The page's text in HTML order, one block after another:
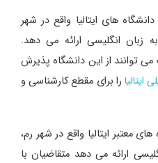
های ایتالیا واقع در شهر
زبان انگلیسی ارائه می دهد.
توانند از این دانشگاه پذیرش
ایتالیا را برای مقطع کارشناسی و
معتبر ایتالیا واقع در شهر رم،
ارائه می دهد متقاضیان با